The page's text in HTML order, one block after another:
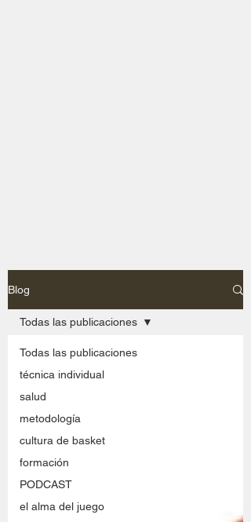
Blog
Todas las publicaciones
técnica individual
salud
metodología
cultura de basket
formación
PODCAST
el alma del juego
Todas las publicaciones